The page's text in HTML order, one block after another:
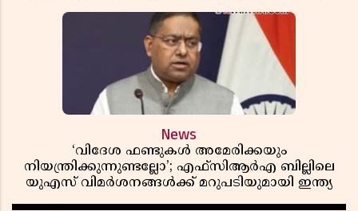
News
‘വിദേശ ഫണ്ടുകൾ അമേരിക്കയും
നിയന്ത്രിക്കുന്നുണ്ടല്ലോ’; എഫ്സിആർഎ ബില്ലിലെ
യുഎസ് വിമർശനങ്ങൾക്ക് മറുപടിയുമായി ഇന്ത്യ